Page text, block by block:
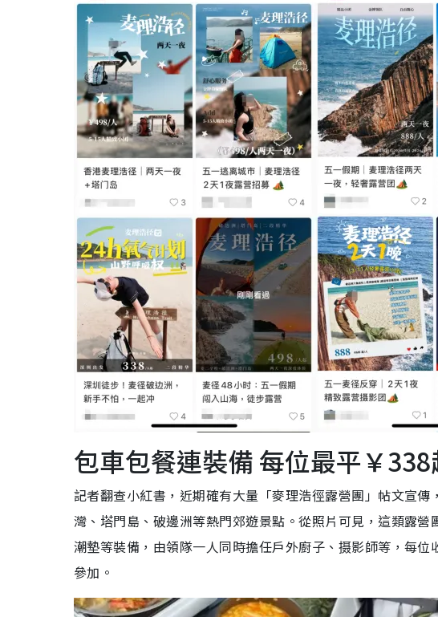
包車包餐連裝備 每位最平￥338
記者翻查小紅書，近期確有大量「麥理浩徑露營團」帖文宣
灣、塔門島、破邊洲等熱門郊遊景點。從照片可見，這類露
潮墊等裝備，由領隊一人同時擔任戶外廚子、摄影師等，每
參加。